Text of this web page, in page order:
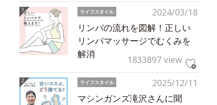
2024/03/18
ライフスタイル
リンパの流れを図解！正しい
リンパマッサージでむくみを
解消
1833897 view
2025/12/11
ライフスタイル
マシンガンズ滝沢さんに聞